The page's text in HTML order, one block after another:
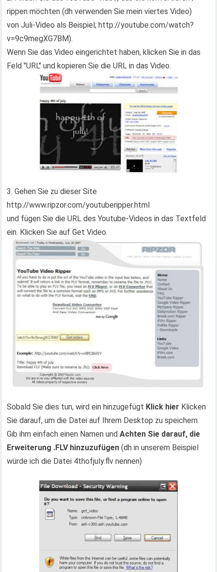
rippen möchten (dh verwenden Sie mein viertes Video)
von Juli-Video als Beispiel; http://youtube.com/watch?
v=9c9megXG7BM).
Wenn Sie das Video eingerichtet haben, klicken Sie in das
Feld "URL" und kopieren Sie die URL in das Video.
3. Gehen Sie zu dieser Site
http://www.ripzor.com/youtuberipper.html
und fügen Sie die URL des Youtube-Videos in das Textfeld
ein. Klicken Sie auf Get Video.
Sobald Sie dies tun, wird ein hinzugefügt Klick hier Klicken
Sie darauf, um die Datei auf Ihrem Desktop zu speichern.
Gib ihm einfach einen Namen undAchten Sie darauf, die
Erweiterung .FLV hinzuzufügen (dh in unserem Beispiel
würde ich die Datei 4thofjuly.flv nennen)